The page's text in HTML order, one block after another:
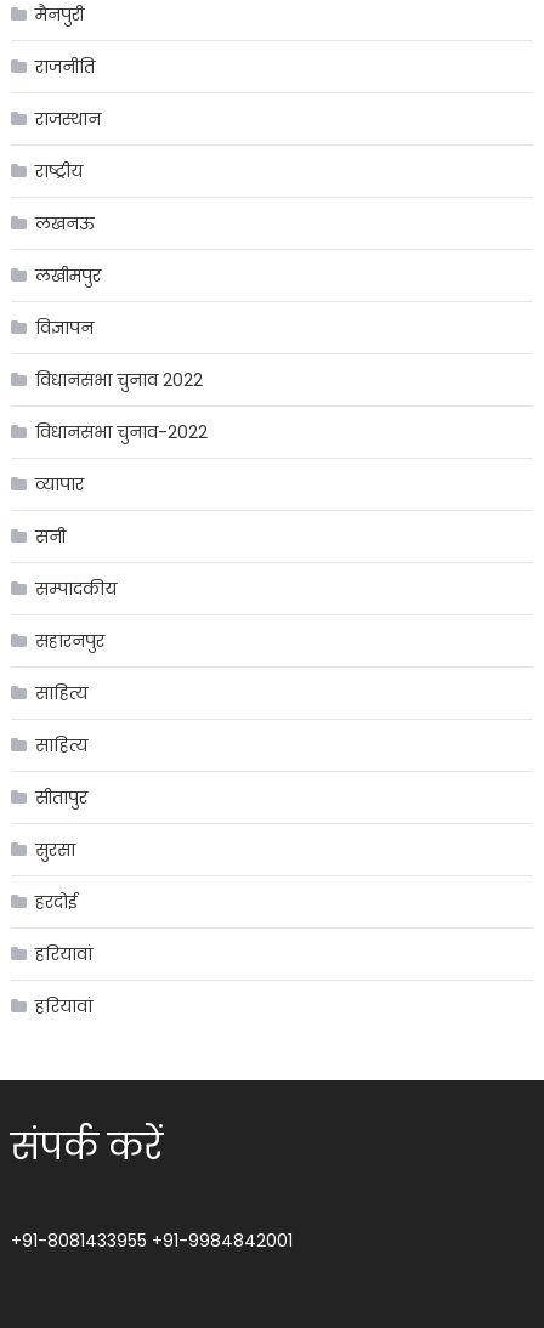
मैनपुरी
राजनीति
राजस्थान
राष्ट्रीय
लखनऊ
लखीमपुर
विज्ञापन
विधानसभा चुनाव 2022
विधानसभा चुनाव-2022
व्यापार
सनी
सम्पादकीय
सहारनपुर
साहित्य
साहित्य
सीतापुर
सुरसा
हरदोई
हरियावां
हरियावां
संपर्क करें
+91-8081433955 +91-9984842001